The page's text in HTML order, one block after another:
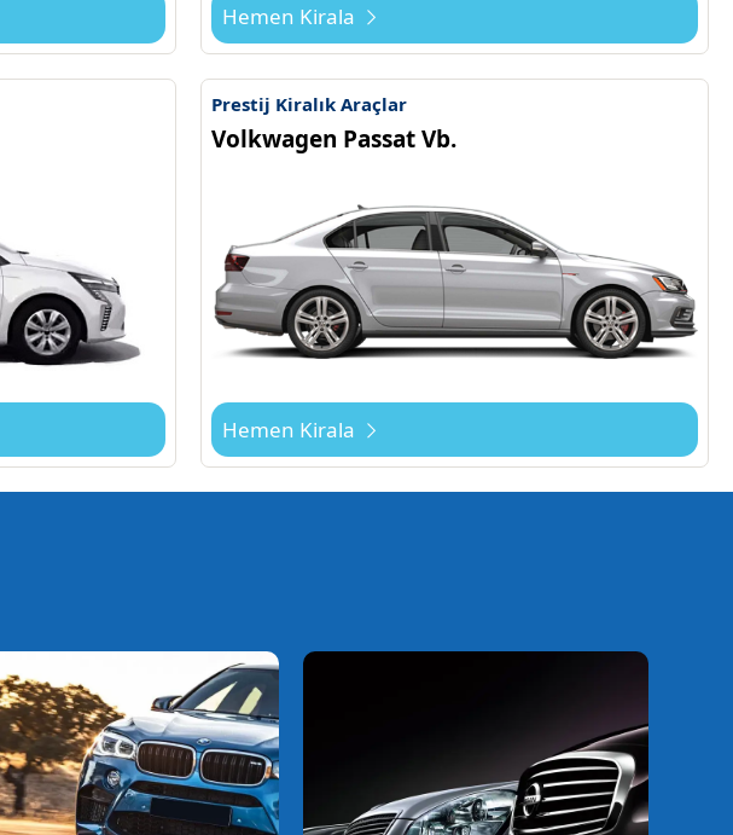
Hemen Kirala
Prestij Kiralık Araçlar
Volkwagen Passat Vb.
Hemen Kirala